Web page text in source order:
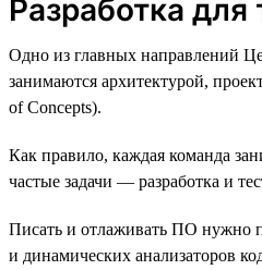
Разработка
Одно из главных направлений
занимаются архитектурой,
of Concepts).
Как правило, каждая команда
частые задачи — разработка и
Писать и отлаживать ПО нужно
и динамических анализаторов